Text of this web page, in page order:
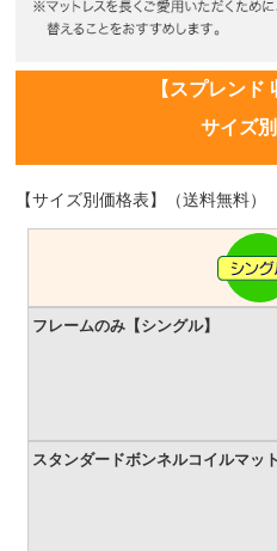
【スプレンド
サイズ
【サイズ別価格表】（送料無料）